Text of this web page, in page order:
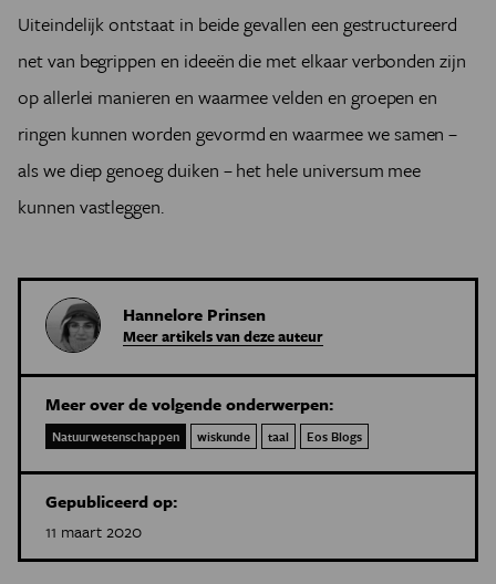
Uiteindelijk ontstaat in beide gevallen een gestructureerd
net van begrippen en ideeën die met elkaar verbonden zijn
op allerlei manieren en waarmee velden en groepen en
ringen kunnen worden gevormd en waarmee we samen –
als we diep genoeg duiken – het hele universum mee
kunnen vastleggen.
Hannelore Prinsen
Meer artikels van deze auteur
Meer over de volgende onderwerpen:
Natuurwetenschappen wiskunde taal Eos Blogs
Gepubliceerd op:
11 maart 2020